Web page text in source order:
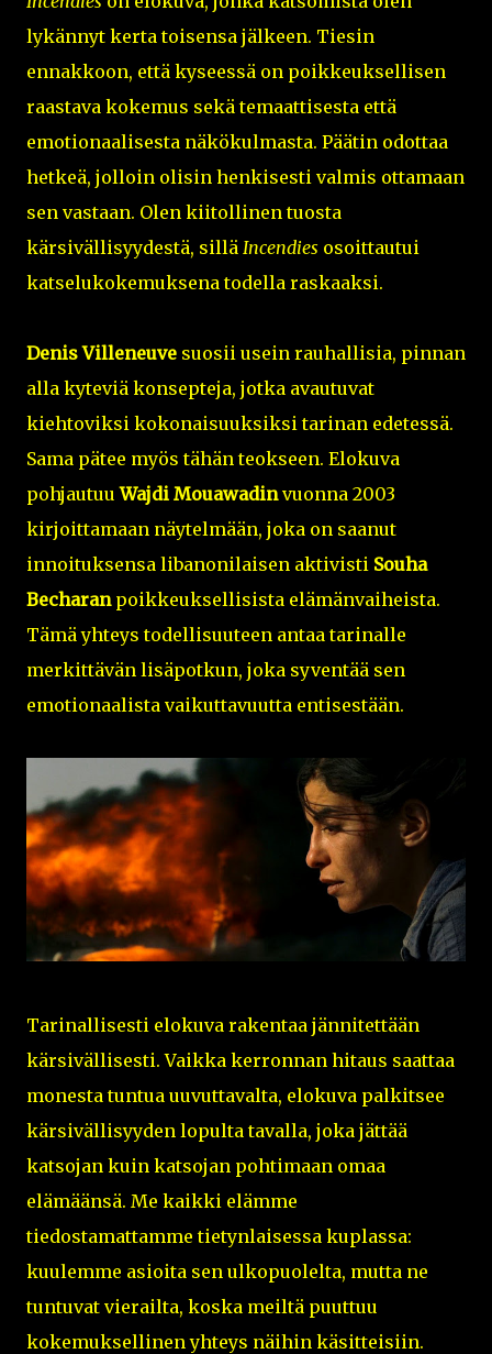
lykännyt kerta toisensa jälkeen. Tiesin
ennakkoon, että kyseessä on poikkeuksellisen
raastava kokemus sekä temaattisesta että
emotionaalisesta näkökulmasta. Päätin odottaa
hetkeä, jolloin olisin henkisesti valmis ottamaan
sen vastaan. Olen kiitollinen tuosta
kärsivällisyydestä, sillä Incendies osoittautui
katselukokemuksena todella raskaaksi.
Denis Villeneuve suosii usein rauhallisia, pinnan
alla kyteviä konsepteja, jotka avautuvat
kiehtoviksi kokonaisuuksiksi tarinan edetessä.
Sama pätee myös tähän teokseen. Elokuva
pohjautuuWajdi Mouawadinvuonna 2003
kirjoittamaan näytelmään, joka on saanut
innoituksensa libanonilaisen aktivisti Souha
Becharan poikkeuksellisista elämänvaiheista.
Tämä yhteys todellisuuteen antaa tarinalle
merkittävän lisäpotkun, joka syventää sen
emotionaalista vaikuttavuutta entisestään.
Tarinallisesti elokuva rakentaa jännitettään
kärsivällisesti. Vaikka kerronnan hitaus saattaa
monesta tuntua uuvuttavalta, elokuva palkitsee
kärsivällisyyden lopulta tavalla, joka jättää
katsojan kuin katsojan pohtimaan omaa
elämäänsä. Me kaikki elämme
tiedostamattamme tietynlaisessa kuplassa:
kuulemme asioita sen ulkopuolelta, mutta ne
tuntuvat vierailta, koska meiltä puuttuu
kokemuksellinen yhteys näihin käsitteisiin.